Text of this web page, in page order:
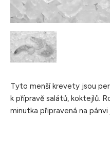
Tyto menší krevety jsou
k přípravě salátů, koktejlů.
minutka připravená na